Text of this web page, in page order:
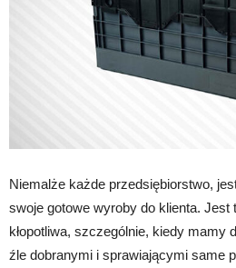
Niemalże każde przedsiębiorstwo,
swoje gotowe wyroby do klienta.
kłopotliwa, szczególnie, kiedy mamy
źle dobranymi i sprawiającymi same